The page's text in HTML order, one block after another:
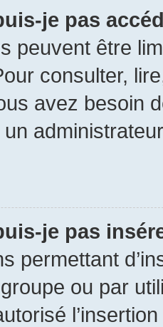
je pas
peuvent être
consulter,
avez besoin
je pas
permettant
ou par